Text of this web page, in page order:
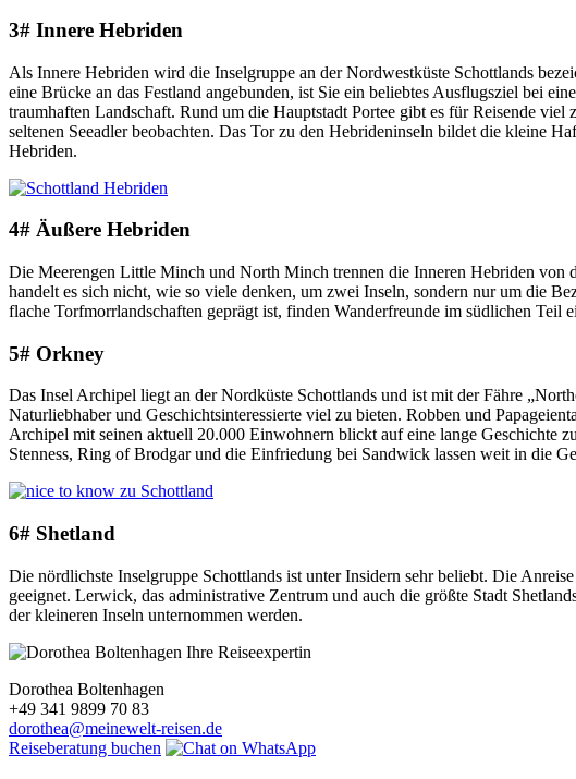
3# Innere Hebriden
Als Innere Hebriden wird die Inselgruppe an der Nordwestküste Schottlands
eine Brücke an das Festland angebunden, ist Sie ein beliebtes Ausflugsziel bei
traumhaften Landschaft. Rund um die Hauptstadt Portee gibt es für Reisende
seltenen Seeadler beobachten. Das Tor zu den Hebrideninseln bildet die kleine
Hebriden.
4# Äußere Hebriden
Die Meerengen Little Minch und North Minch trennen die Inneren Hebriden von
handelt es sich nicht, wie so viele denken, um zwei Inseln, sondern nur um die
flache Torfmorrlandschaften geprägt ist, finden Wanderfreunde im südlichen Teil
5# Orkney
Das Insel Archipel liegt an der Nordküste Schottlands und ist mit der Fähre
Naturliebhaber und Geschichtsinteressierte viel zu bieten. Robben und
Archipel mit seinen aktuell 20.000 Einwohnern blickt auf eine lange Geschichte
Stenness, Ring of Brodgar und die Einfriedung bei Sandwick lassen weit in die
6# Shetland
Die nördlichste Inselgruppe Schottlands ist unter Insidern sehr beliebt. Die
geeignet. Lerwick, das administrative Zentrum und auch die größte Stadt
der kleineren Inseln unternommen werden.
Ihre Reiseexpertin
Dorothea Boltenhagen
+49 341 9899 70 83
dorothea@meinewelt-reisen.de
Reiseberatung buchen